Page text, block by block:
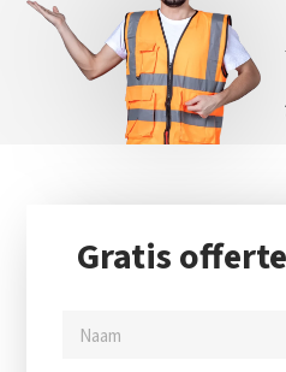
Gratis offerte